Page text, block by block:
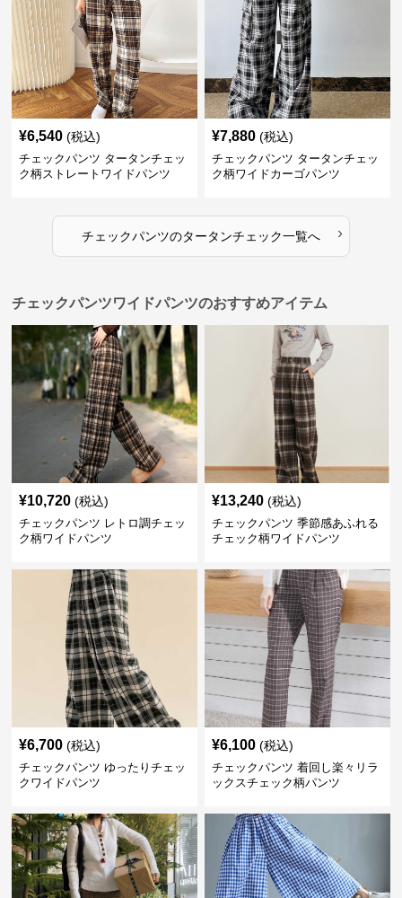
¥6,540 (税込)
チェックパンツ タータンチェッ
ク柄ストレートワイドパンツ
¥7,880 (税込)
チェックパンツ タータンチェッ
ク柄ワイドカーゴパンツ
チェックパンツのタータンチェック一覧へ ›
チェックパンツワイドパンツのおすすめアイテム
¥10,720 (税込)
チェックパンツ レトロ調チェッ
ク柄ワイドパンツ
¥13,240 (税込)
チェックパンツ 季節感あふれる
チェック柄ワイドパンツ
¥6,700 (税込)
チェックパンツ ゆったりチェッ
クワイドパンツ
¥6,100 (税込)
チェックパンツ 着回し楽々リラ
ックスチェック柄パンツ